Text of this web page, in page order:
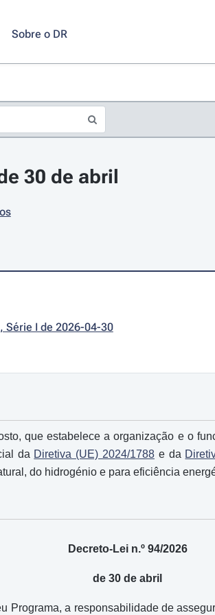
Sobre o DR
30 de abril
Série I de 2026-04-30
que estabelece a organização e o
da Diretiva (UE) 2024/1788 e da
do hidrogénio e para eficiência
Decreto-Lei n.º 94/2026
de 30 de abril
Programa, a responsabilidade de